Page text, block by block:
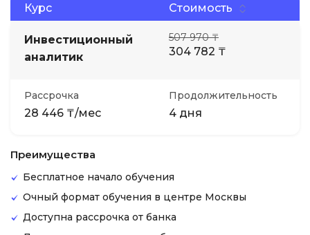
Курс Стоимость
Инвестиционный
аналитик
507 970 ₸
304 782 ₸
Рассрочка
28 446 ₸/мес
Продолжительность
4 дня
Преимущества
Бесплатное начало обучения
Очный формат обучения в центре Москвы
Доступна рассрочка от банка